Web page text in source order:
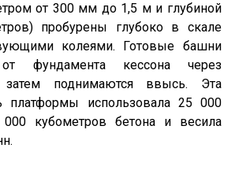
от 300 мм до 1,5 м и глубиной
пробурены глубоко в скале
колеями. Готовые башни
от фундамента кессона через
поднимаются ввысь. Эта
платформы использовала 25 000
кубометров бетона и весила